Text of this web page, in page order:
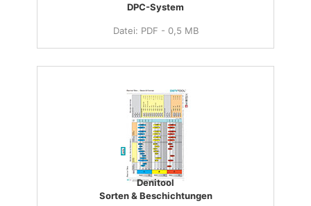
DPC-System
Datei: PDF - 0,5 MB
Denitool
Sorten & Beschichtungen